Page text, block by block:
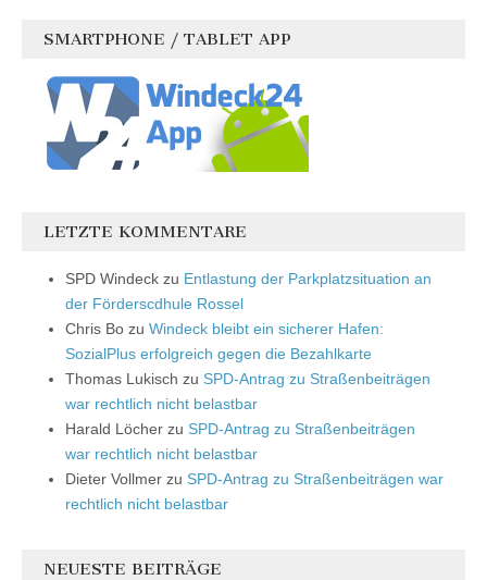
SMARTPHONE / TABLET APP
LETZTE KOMMENTARE
SPD Windeck zu Entlastung der Parkplatzsituation an
der Förderscdhule Rossel
Chris Bo zu Windeck bleibt ein sicherer Hafen:
SozialPlus erfolgreich gegen die Bezahlkarte
Thomas Lukisch zu SPD-Antrag zu Straßenbeiträgen
war rechtlich nicht belastbar
Harald Löcher zu SPD-Antrag zu Straßenbeiträgen
war rechtlich nicht belastbar
Dieter Vollmer zu SPD-Antrag zu Straßenbeiträgen war
rechtlich nicht belastbar
NEUESTE BEITRÄGE